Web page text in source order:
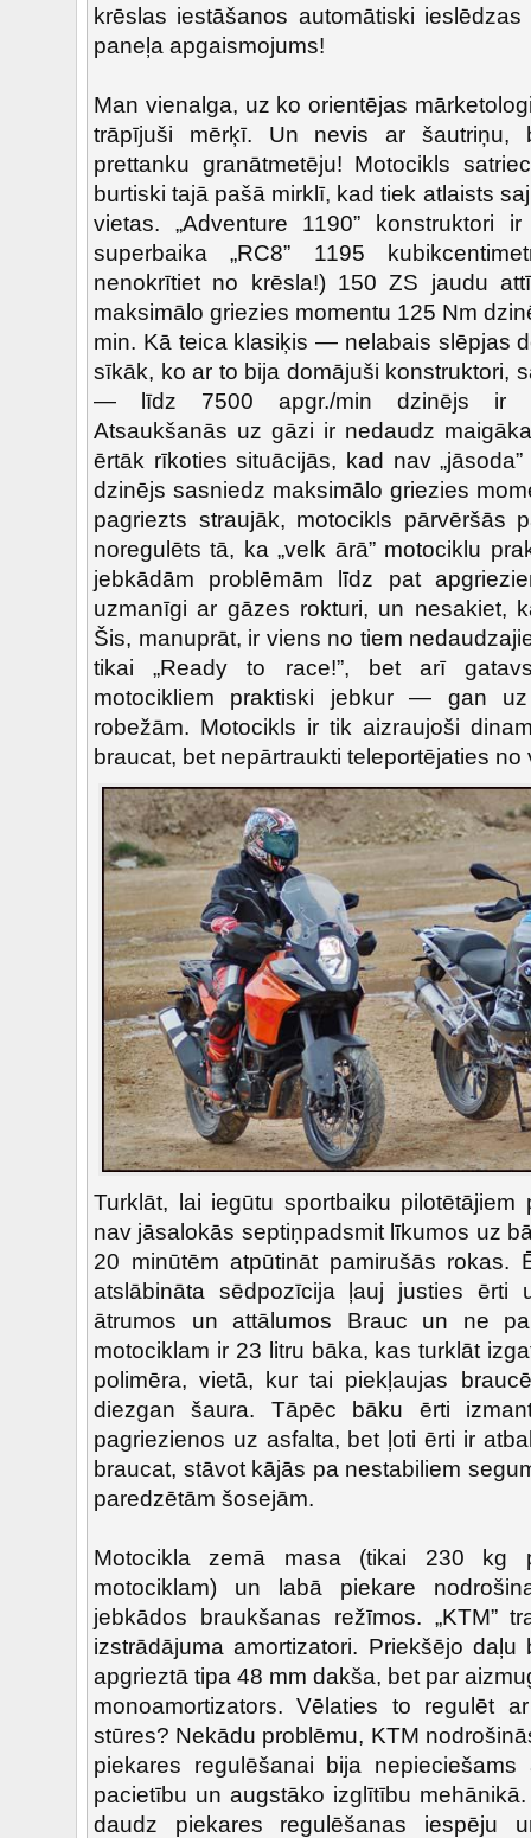
krēslas iestāšanos automātiski
paneļa apgaismojums!
Man vienalga, uz ko orientējas
trāpījuši mērķī. Un nevis ar šautriņu,
prettanku granātmetēju! Motocikls
burtiski tajā pašā mirklī, kad tiek atlaists
vietas. „Adventure 1190” konstruktori
superbaika „RC8” 1195
nenokrītiet no krēsla!) 150 ZS jaudu
maksimālo griezies momentu 125 Nm
min. Kā teica klasiķis — nelabais slēpjas
sīkāk, ko ar to bija domājuši konstruktori,
— līdz 7500 apgr./min dzinējs ir
Atsaukšanās uz gāzi ir nedaudz
ērtāk rīkoties situācijās, kad nav
dzinējs sasniedz maksimālo griezies
pagriezts straujāk, motocikls pārvēršās
noregulēts tā, ka „velk ārā” motociklu
jebkādām problēmām līdz pat
uzmanīgi ar gāzes rokturi, un nesakiet,
Šis, manuprāt, ir viens no tiem
tikai „Ready to race!”, bet arī
motocikliem praktiski jebkur — gan
robežām. Motocikls ir tik aizraujoši
braucat, bet nepārtraukti teleportējaties
Turklāt, lai iegūtu sportbaiku pilotētājiem
nav jāsalokās septiņpadsmit līkumos uz
20 minūtēm atpūtināt pamirušās rokas.
atslābināta sēdpozīcija ļauj justies ērti
ātrumos un attālumos Brauc un ne
motociklam ir 23 litru bāka, kas turklāt
polimēra, vietā, kur tai piekļaujas
diezgan šaura. Tāpēc bāku ērti
pagriezienos uz asfalta, bet ļoti ērti ir
braucat, stāvot kājās pa nestabiliem
paredzētām šosejām.
Motocikla zemā masa (tikai 230 kg
motociklam) un labā piekare
jebkādos braukšanas režīmos. „KTM”
izstrādājuma amortizatori. Priekšējo
apgrieztā tipa 48 mm dakša, bet par
monoamortizators. Vēlaties to regulēt
stūres? Nekādu problēmu, KTM
piekares regulēšanai bija nepieciešams
pacietību un augstāko izglītību
daudz piekares regulēšanas iespēju